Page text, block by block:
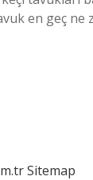
en geç
Sitemap